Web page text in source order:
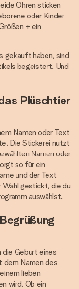
Ohren sticken
oder Kinder
+ ein
gekauft haben, sind
begeistert. Und
Plüschtier
Namen oder Text
Die Stickerei nutzt
Namen oder
so für ein
und der Text
Wahl gestickt, die du
auswählst.
Geburt eines
dem Namen des
lieben
wird. Ob ein